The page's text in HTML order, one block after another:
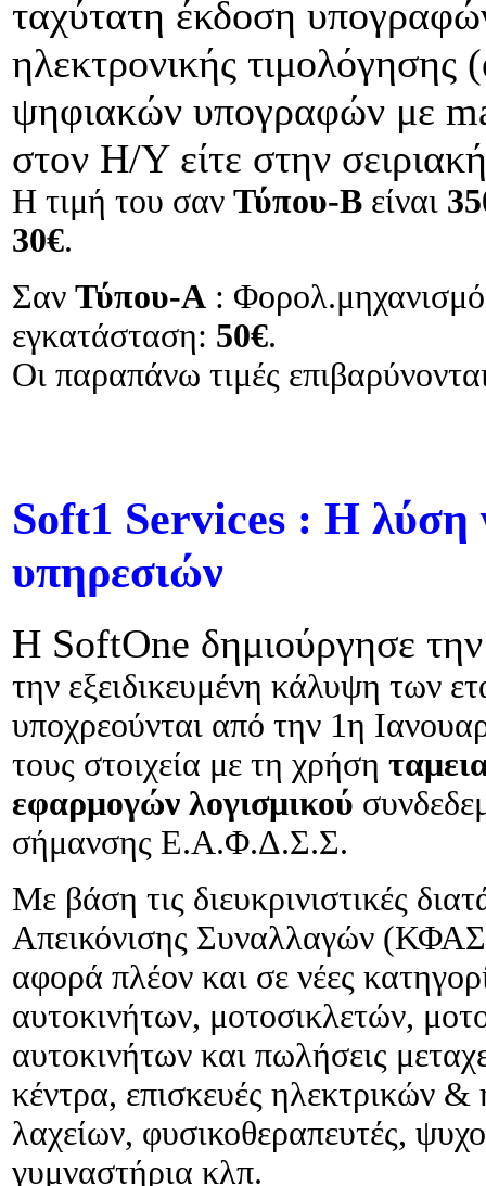
ταχύτατη έκδοση
ηλεκτρονικής
ψηφιακών υπογραφών με
στον Η/Υ είτε στην
Η τιμή του σαν Τύπου-Β είναι
30€.
Σαν Τύπου-Α :
εγκατάσταση: 50€.
Οι παραπάνω τιμές
Soft1 Services : Η λύση
υπηρεσιών
Η SoftOne δημιούργησε
την εξειδικευμένη κάλυψη των
υποχρεούνται από την 1η
τους στοιχεία με τη χρήση
εφαρμογών λογισμικού
σήμανσης Ε.Α.Φ.Δ.Σ.Σ.
Με βάση τις διευκρινιστικές
Απεικόνισης Συναλλαγών
αφορά πλέον και σε νέες
αυτοκινήτων, μοτοσικλετών,
αυτοκινήτων και πωλήσεις
κέντρα, επισκευές ηλεκτρικών
λαχείων, φυσικοθεραπευτές,
γυμναστήρια κλπ.